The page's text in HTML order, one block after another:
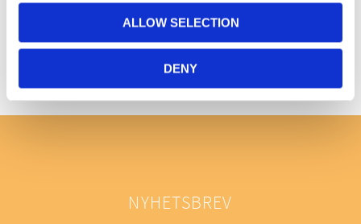
ALLOW SELECTION
DENY
Bli den första att lämna ett omdöme.
NYHETSBREV